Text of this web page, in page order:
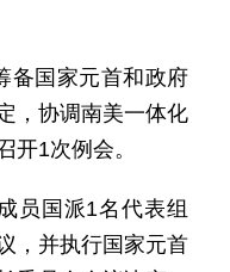
备国家元首和政府
，协调南美一体化
开1次例会。
员国派1名代表组
，并执行国家元首